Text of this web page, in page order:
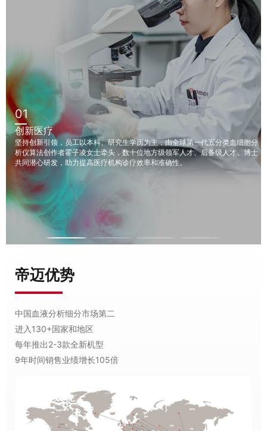
Powering by AI Growing with Partners | 帝迈2026全球合作伙伴大会在迪拜圆满落幕
2月10日，“Powering by AI Growing with Partners ”帝迈2026全球合作
伙伴大会在迪拜圆满落幕。这座融通东西、链接全球的枢纽之城，迎来了
世界各地的合作伙伴、专家学者、战略盟友，共赴属于中国智造的全球之
约，共话AI诊疗新生态的创新之路。
2026-03-23 14:31:35
从文件管理到评审迎检一站式方案，帝惠检全链路赋能医学实验室
帝惠检医学检验科标准化智慧化管理平台，通过文件电子化、标准化管
理，实现快速检索、版本控制、权限管理及作废文件处理。检验知识库助
力人员能力提升，每年可为医院节省至少20万元。
2025-07-22 19:45:47
12周岁，帝迈与爱的故事
十二载光阴,是生命的绚烂与律动。公益为谱,创新为弦,在时代乐章上,奏响
一曲回馈社会的玉振金声。共赴这场关于生命、关于责任关于未来的夏日
之约
2025-07-22 19:37:14
01
创新医疗
坚持创新引领，员工以本科、研究生学历为主，由全球第一代五分类血细胞分
析仪算法创作者霍子凌女士牵头，数十位地方级领军人才、后备级人才、博士
共同潜心研发，助力提高医疗机构诊疗效率和准确性。
帝迈优势
中国血液分析细分市场第二
进入130+国家和地区
每年推出2-3款全新机型
9年时间销售业绩增长105倍